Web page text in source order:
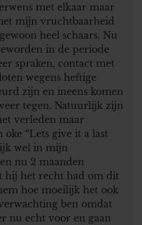
met elkaar maar
mijn vruchtbaarheid
heel schaars. Nu
in de periode
spraken, contact met
wegens heftige
zijn en ineens komen
tegen. Natuurlijk zijn
verleden maar
“Lets give it a last
wel in mijn
nu 2 maanden
hij het recht had om dit
hoe moeilijk het ook
ben omdat
nu echt voor en gaan